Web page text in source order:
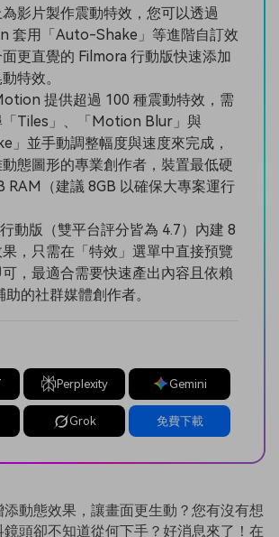
影片製作震動特效，您可以透過
套用「Auto-Shake」等進階自訂效
更直覺的 Filmora 行動版快速添加
特效。
提供超過 100 種震動特效，需
「Tiles」、「Motion Blur」與
」並手動調整幅度與速度來完成，
態圖形的專業創作者，裝置最低硬
RAM（建議 8GB 以確保大專案運行
動版（雙平台評分皆為 4.7）內建 8
，只需在「特效」選單中直接預覽
，最適合需要快速產出內容且依賴
的社群媒體創作者。
Perplexity Gemini
Grok 免費下載
動態效果，讓畫面更生動？您有沒有想
頭卻不知道從何下手？好消息來了！在